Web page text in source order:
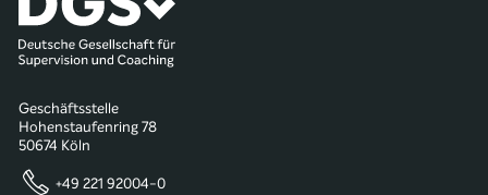
Geschäftsstelle
Hohenstaufenring 78
50674 Köln
+49 221 92004-0